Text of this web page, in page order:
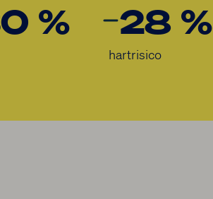
% 28 %
hartrisico